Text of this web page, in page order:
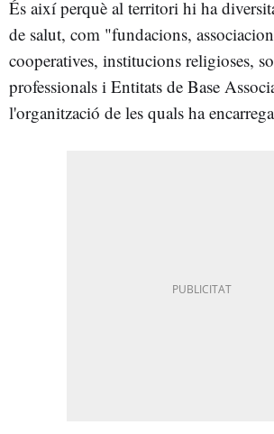
És així perquè al territori hi ha
de salut, com "fundacions,
cooperatives, institucions religioses,
professionals i Entitats de Base
l'organització de les quals ha